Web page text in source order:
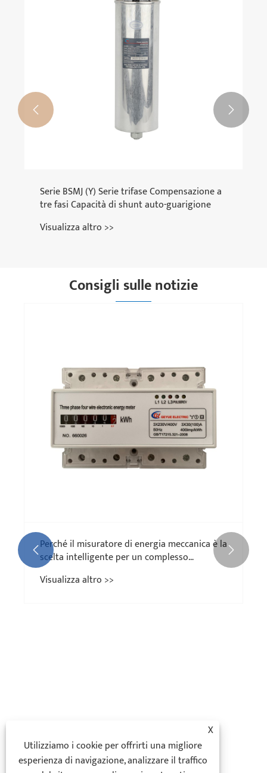
Serie BSMJ (Y) Serie trifase Compensazione a
tre fasi Capacità di shunt auto-guarigione
Visualizza altro >>
 
Consigli sulle notizie
Perché il misuratore di energia meccanica è la
scelta intelligente per un complesso
monitoraggio di energia trifase?
Visualizza altro >>
 
X
Utilizziamo i cookie per offrirti una migliore
esperienza di navigazione, analizzare il traffico